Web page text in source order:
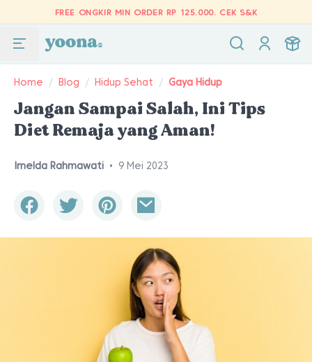
FREE ONGKIR MIN ORDER RP 125.000. CEK S&K
Home / Blog / Hidup Sehat / Gaya Hidup
Jangan Sampai Salah, Ini Tips
Diet Remaja yang Aman!
Imelda Rahmawati • 9 Mei 2023